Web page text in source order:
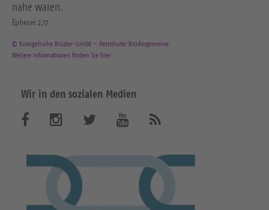
nahe waren.
Epheser 2,17
© Evangelische Brüder-Unität – Herrnhuter Brüdergemeine
Weitere Informationen finden Sie hier
Wir in den sozialen Medien
s
s
s
s
n
n
i
e